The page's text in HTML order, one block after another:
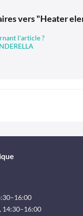
vers "Heater
l'article ?
14:30–16:00